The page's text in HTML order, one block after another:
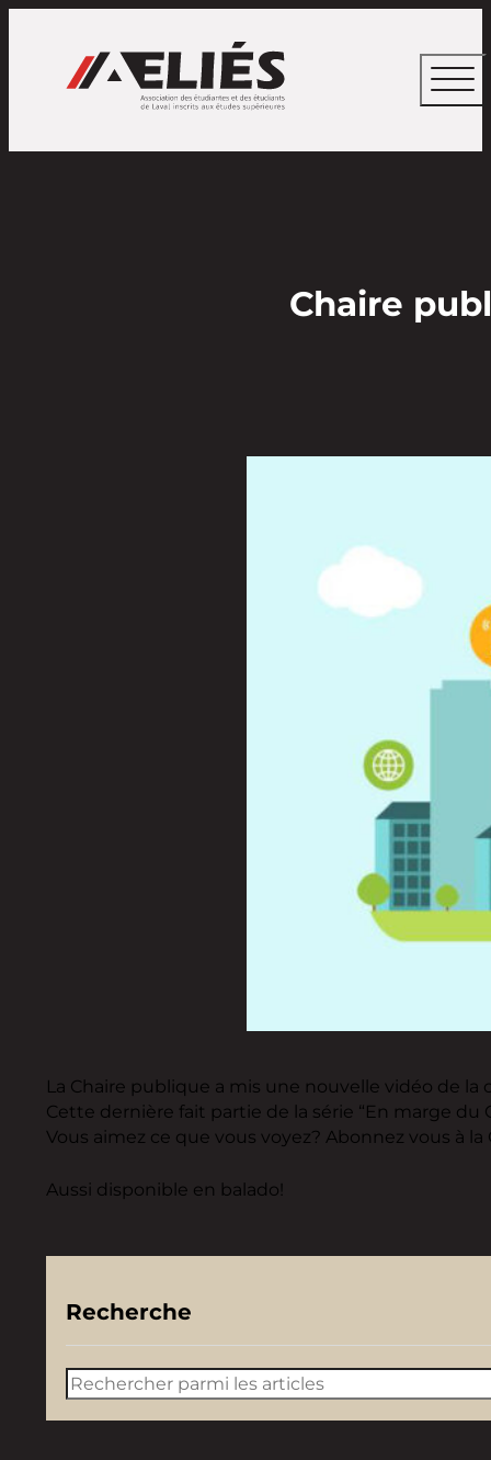
Chaire
La Chaire publique a mis une nouvelle vidéo de
Cette dernière fait partie de la série “En marge du
Vous aimez ce que vous voyez? Abonnez vous à
Aussi disponible en balado!
Recherche
Rechercher